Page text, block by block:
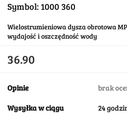
Symbol: 1000 360
Wielostrumieniowa dysza obrotowa
wydajość i oszczędność wody
36.90
Opinie brak
Wysyłka w ciągu 24